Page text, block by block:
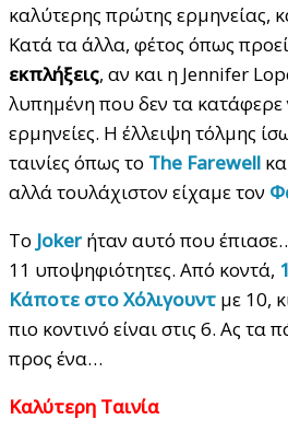
καλύτερης πρώτης ερμηνείας,
Κατά τα άλλα, φέτος όπως
εκπλήξεις, αν και η Jennifer
λυπημένη που δεν τα κατάφερε
ερμηνείες. Η έλλειψη τόλμης
ταινίες όπως το The Farewell
αλλά τουλάχιστον είχαμε τον
Το Joker ήταν αυτό που
11 υποψηφιότητες. Από κοντά,
Κάποτε στο Χόλιγουντ με 10,
πιο κοντινό είναι στις 6. Ας
προς ένα…
Καλύτερη Ταινία